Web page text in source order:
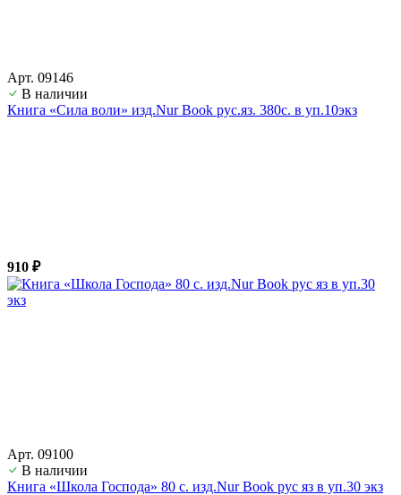
Арт. 09146
В наличии
Книга «Сила воли» изд.Nur Book рус.яз. 380с. в уп.10экз
910 ₽
Арт. 09100
В наличии
Книга «Школа Господа» 80 с. изд.Nur Book рус яз в уп.30 экз